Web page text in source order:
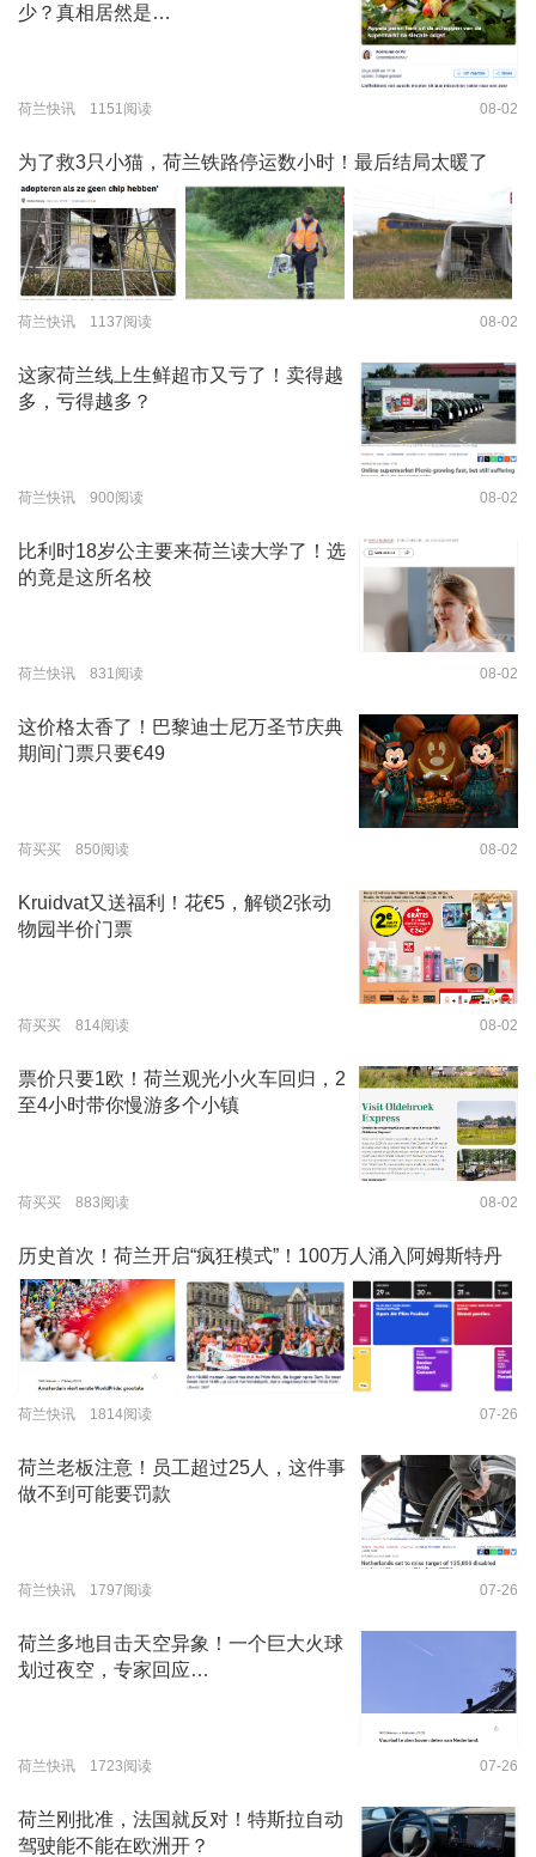
少？真相居然是…
荷兰快讯 1151阅读 08-02
为了救3只小猫，荷兰铁路停运数小时！最后结局太暖了
荷兰快讯 1137阅读 08-02
这家荷兰线上生鲜超市又亏了！卖得越
多，亏得越多？
荷兰快讯 900阅读 08-02
比利时18岁公主要来荷兰读大学了！选
的竟是这所名校
荷兰快讯 831阅读 08-02
这价格太香了！巴黎迪士尼万圣节庆典
期间门票只要€49
荷买买 850阅读 08-02
Kruidvat又送福利！花€5，解锁2张动
物园半价门票
荷买买 814阅读 08-02
票价只要1欧！荷兰观光小火车回归，2
至4小时带你慢游多个小镇
荷买买 883阅读 08-02
历史首次！荷兰开启“疯狂模式”！100万人涌入阿姆斯特丹
荷兰快讯 1814阅读 07-26
荷兰老板注意！员工超过25人，这件事
做不到可能要罚款
荷兰快讯 1797阅读 07-26
荷兰多地目击天空异象！一个巨大火球
划过夜空，专家回应…
荷兰快讯 1723阅读 07-26
荷兰刚批准，法国就反对！特斯拉自动
驾驶能不能在欧洲开？